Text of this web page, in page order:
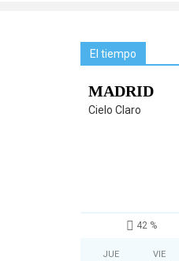
El tiempo
MADRID
Cielo Claro
42 %
JUE VIE